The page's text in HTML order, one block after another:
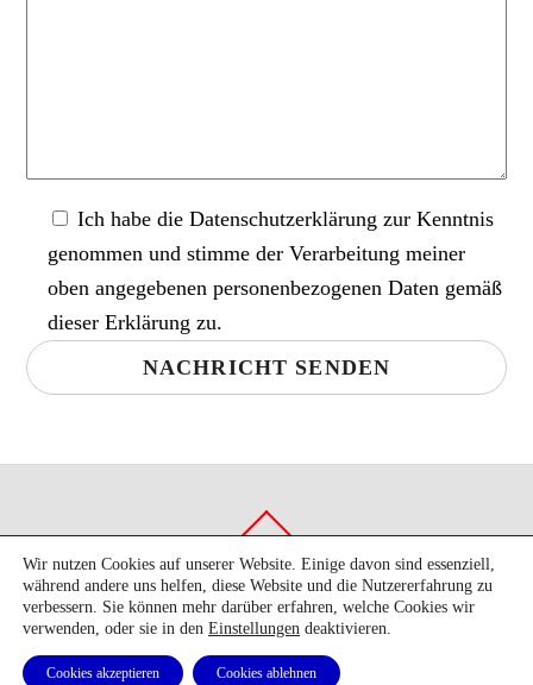
Ich habe die Datenschutzerklärung zur Kenntnis
genommen und stimme der Verarbeitung meiner
oben angegebenen personenbezogenen Daten gemäß
dieser Erklärung zu.
To
Top
©2026 BOTAX Steuerberatungsgesellschaft mbH
Impressum|Datenschutz
Wir nutzen Cookies auf unserer Website. Einige davon sind essenziell,
während andere uns helfen, diese Website und die Nutzererfahrung zu
verbessern. Sie können mehr darüber erfahren, welche Cookies wir
verwenden, oder sie in den Einstellungen deaktivieren.
Cookies akzeptieren Cookies ablehnen